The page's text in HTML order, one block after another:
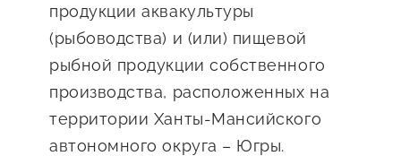
продукции аквакультуры
(рыбоводства) и (или) пищевой
рыбной продукции собственного
производства, расположенных на
территории Ханты-Мансийского
автономного округа – Югры.